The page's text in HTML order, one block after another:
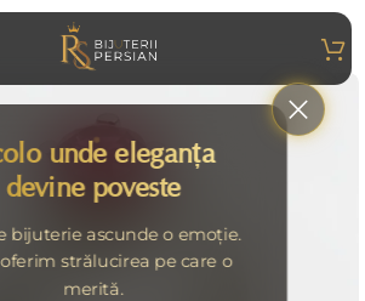
unde eleganța
devine poveste
bijuterie ascunde o emoție.
strălucirea pe care o
merită.